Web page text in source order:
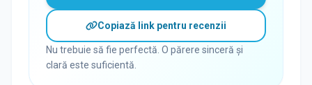
Copiază link pentru recenzii
Nu trebuie să fie perfectă. O părere sinceră și
clară este suficientă.